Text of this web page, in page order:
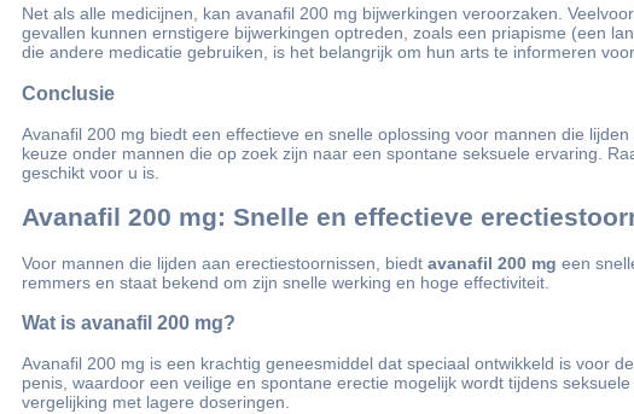
Net als alle medicijnen, kan avanafil 200 mg bijwerkingen veroorzaken.
gevallen kunnen ernstigere bijwerkingen optreden, zoals een priapisme (een
die andere medicatie gebruiken, is het belangrijk om hun arts te informeren
Conclusie
Avanafil 200 mg biedt een effectieve en snelle oplossing voor mannen die
keuze onder mannen die op zoek zijn naar een spontane seksuele ervaring.
geschikt voor u is.
Avanafil 200 mg: Snelle en effectieve
Voor mannen die lijden aan erectiestoornissen, biedt avanafil 200 mg een
remmers en staat bekend om zijn snelle werking en hoge effectiviteit.
Wat is avanafil 200 mg?
Avanafil 200 mg is een krachtig geneesmiddel dat speciaal ontwikkeld is voor
penis, waardoor een veilige en spontane erectie mogelijk wordt tijdens
vergelijking met lagere doseringen.